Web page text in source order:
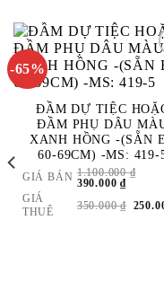
-65%
TO
ĐẦM DỰ TIỆC
ĐẦM PHỤ DÂU
XANH HỒNG -(SẴN
60-69CM) -MS: 419-
GIÁ BÁN 1.100.000₫
GIÁ
LÀ:
1.100.000 ₫.
390.000₫
TẠI
GIÁ
THUÊ
350.000₫ GIÁ